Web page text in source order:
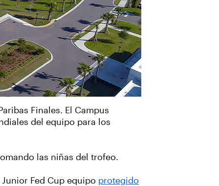
Finales. El Campus
del equipo para los
las niñas del trofeo.
Fed Cup equipo protegido